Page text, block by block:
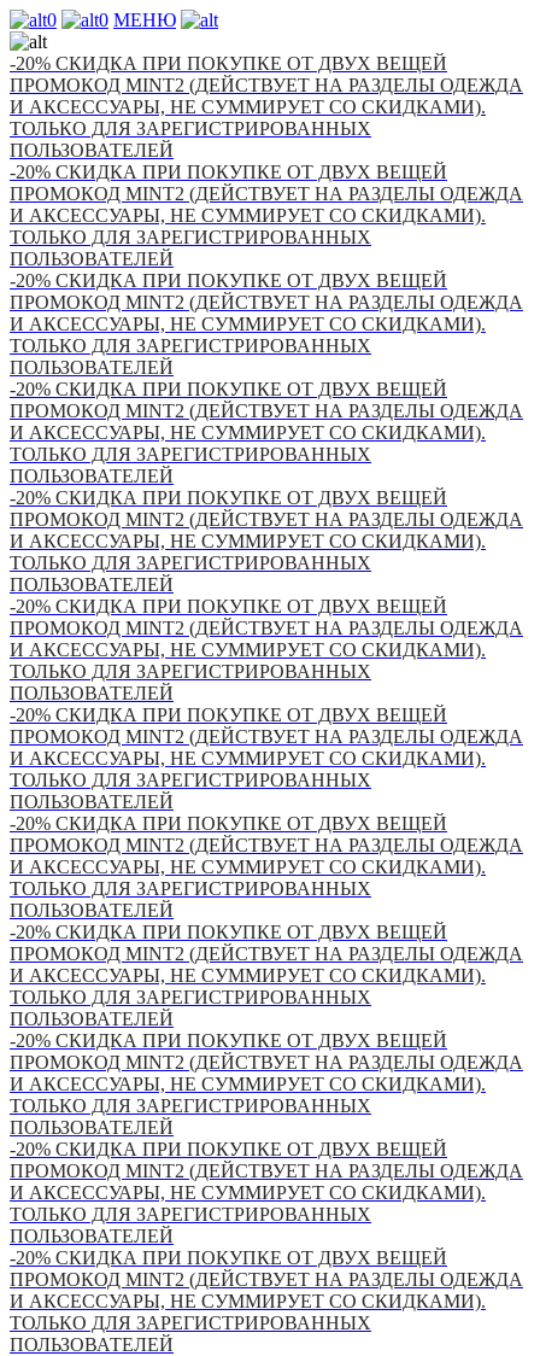
0 0 МЕНЮ
-20% СКИДКА ПРИ ПОКУПКЕ ОТ ДВУХ ВЕЩЕЙ
ПРОМОКОД MINT2 (ДЕЙСТВУЕТ НА РАЗДЕЛЫ ОДЕЖДА
И АКСЕССУАРЫ, НЕ СУММИРУЕТ СО СКИДКАМИ).
ТОЛЬКО ДЛЯ ЗАРЕГИСТРИРОВАННЫХ
ПОЛЬЗОВАТЕЛЕЙ
-20% СКИДКА ПРИ ПОКУПКЕ ОТ ДВУХ ВЕЩЕЙ
ПРОМОКОД MINT2 (ДЕЙСТВУЕТ НА РАЗДЕЛЫ ОДЕЖДА
И АКСЕССУАРЫ, НЕ СУММИРУЕТ СО СКИДКАМИ).
ТОЛЬКО ДЛЯ ЗАРЕГИСТРИРОВАННЫХ
ПОЛЬЗОВАТЕЛЕЙ
-20% СКИДКА ПРИ ПОКУПКЕ ОТ ДВУХ ВЕЩЕЙ
ПРОМОКОД MINT2 (ДЕЙСТВУЕТ НА РАЗДЕЛЫ ОДЕЖДА
И АКСЕССУАРЫ, НЕ СУММИРУЕТ СО СКИДКАМИ).
ТОЛЬКО ДЛЯ ЗАРЕГИСТРИРОВАННЫХ
ПОЛЬЗОВАТЕЛЕЙ
-20% СКИДКА ПРИ ПОКУПКЕ ОТ ДВУХ ВЕЩЕЙ
ПРОМОКОД MINT2 (ДЕЙСТВУЕТ НА РАЗДЕЛЫ ОДЕЖДА
И АКСЕССУАРЫ, НЕ СУММИРУЕТ СО СКИДКАМИ).
ТОЛЬКО ДЛЯ ЗАРЕГИСТРИРОВАННЫХ
ПОЛЬЗОВАТЕЛЕЙ
-20% СКИДКА ПРИ ПОКУПКЕ ОТ ДВУХ ВЕЩЕЙ
ПРОМОКОД MINT2 (ДЕЙСТВУЕТ НА РАЗДЕЛЫ ОДЕЖДА
И АКСЕССУАРЫ, НЕ СУММИРУЕТ СО СКИДКАМИ).
ТОЛЬКО ДЛЯ ЗАРЕГИСТРИРОВАННЫХ
ПОЛЬЗОВАТЕЛЕЙ
-20% СКИДКА ПРИ ПОКУПКЕ ОТ ДВУХ ВЕЩЕЙ
ПРОМОКОД MINT2 (ДЕЙСТВУЕТ НА РАЗДЕЛЫ ОДЕЖДА
И АКСЕССУАРЫ, НЕ СУММИРУЕТ СО СКИДКАМИ).
ТОЛЬКО ДЛЯ ЗАРЕГИСТРИРОВАННЫХ
ПОЛЬЗОВАТЕЛЕЙ
-20% СКИДКА ПРИ ПОКУПКЕ ОТ ДВУХ ВЕЩЕЙ
ПРОМОКОД MINT2 (ДЕЙСТВУЕТ НА РАЗДЕЛЫ ОДЕЖДА
И АКСЕССУАРЫ, НЕ СУММИРУЕТ СО СКИДКАМИ).
ТОЛЬКО ДЛЯ ЗАРЕГИСТРИРОВАННЫХ
ПОЛЬЗОВАТЕЛЕЙ
-20% СКИДКА ПРИ ПОКУПКЕ ОТ ДВУХ ВЕЩЕЙ
ПРОМОКОД MINT2 (ДЕЙСТВУЕТ НА РАЗДЕЛЫ ОДЕЖДА
И АКСЕССУАРЫ, НЕ СУММИРУЕТ СО СКИДКАМИ).
ТОЛЬКО ДЛЯ ЗАРЕГИСТРИРОВАННЫХ
ПОЛЬЗОВАТЕЛЕЙ
-20% СКИДКА ПРИ ПОКУПКЕ ОТ ДВУХ ВЕЩЕЙ
ПРОМОКОД MINT2 (ДЕЙСТВУЕТ НА РАЗДЕЛЫ ОДЕЖДА
И АКСЕССУАРЫ, НЕ СУММИРУЕТ СО СКИДКАМИ).
ТОЛЬКО ДЛЯ ЗАРЕГИСТРИРОВАННЫХ
ПОЛЬЗОВАТЕЛЕЙ
-20% СКИДКА ПРИ ПОКУПКЕ ОТ ДВУХ ВЕЩЕЙ
ПРОМОКОД MINT2 (ДЕЙСТВУЕТ НА РАЗДЕЛЫ ОДЕЖДА
И АКСЕССУАРЫ, НЕ СУММИРУЕТ СО СКИДКАМИ).
ТОЛЬКО ДЛЯ ЗАРЕГИСТРИРОВАННЫХ
ПОЛЬЗОВАТЕЛЕЙ
-20% СКИДКА ПРИ ПОКУПКЕ ОТ ДВУХ ВЕЩЕЙ
ПРОМОКОД MINT2 (ДЕЙСТВУЕТ НА РАЗДЕЛЫ ОДЕЖДА
И АКСЕССУАРЫ, НЕ СУММИРУЕТ СО СКИДКАМИ).
ТОЛЬКО ДЛЯ ЗАРЕГИСТРИРОВАННЫХ
ПОЛЬЗОВАТЕЛЕЙ
-20% СКИДКА ПРИ ПОКУПКЕ ОТ ДВУХ ВЕЩЕЙ
ПРОМОКОД MINT2 (ДЕЙСТВУЕТ НА РАЗДЕЛЫ ОДЕЖДА
И АКСЕССУАРЫ, НЕ СУММИРУЕТ СО СКИДКАМИ).
ТОЛЬКО ДЛЯ ЗАРЕГИСТРИРОВАННЫХ
ПОЛЬЗОВАТЕЛЕЙ